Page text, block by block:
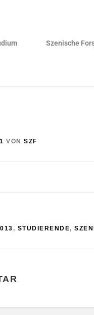
Szenische
VON SZF
, STUDIERENDE,